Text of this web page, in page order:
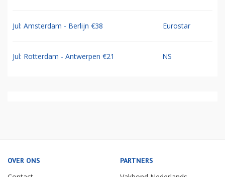
Jul: Amsterdam - Berlijn €38 Eurostar
Jul: Rotterdam - Antwerpen €21 NS
OVER ONS PARTNERS